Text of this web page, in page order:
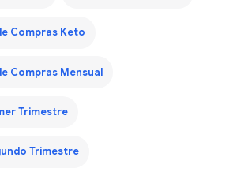
Compras Keto
Compras Mensual
Trimestre
Trimestre